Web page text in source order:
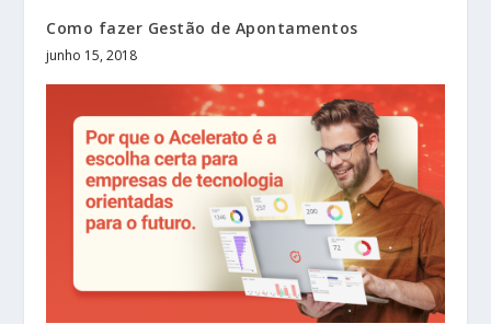
Como fazer Gestão de Apontamentos
junho 15, 2018